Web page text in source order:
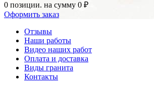
0 позиции. на сумму 0 ₽
Оформить заказ
Отзывы
Наши работы
Видео наших работ
Оплата и доставка
Виды гранита
Контакты